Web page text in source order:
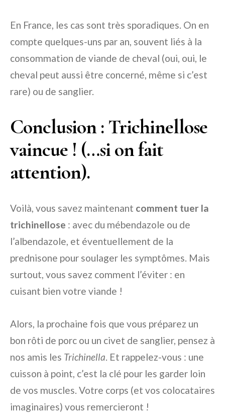
En France, les cas sont très sporadiques. On en
compte quelques-uns par an, souvent liés à la
consommation de viande de cheval (oui, oui, le
cheval peut aussi être concerné, même si c’est
rare) ou de sanglier.
Conclusion : Trichinellose
vaincue ! (…si on fait
attention).
Voilà, vous savez maintenant comment tuer la
trichinellose : avec du mébendazole ou de
l’albendazole, et éventuellement de la
prednisone pour soulager les symptômes. Mais
surtout, vous savez comment l’éviter : en
cuisant bien votre viande !
Alors, la prochaine fois que vous préparez un
bon rôti de porc ou un civet de sanglier, pensez à
nos amis les Trichinella. Et rappelez-vous : une
cuisson à point, c’est la clé pour les garder loin
de vos muscles. Votre corps (et vos colocataires
imaginaires) vous remercieront !